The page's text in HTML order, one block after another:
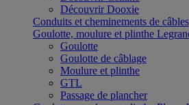
Découvrir Dooxie
Conduits et cheminements de câbles
Goulotte, moulure et plinthe
Goulotte
Goulotte de câblage
Moulure et plinthe
GTL
Passage de plancher